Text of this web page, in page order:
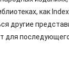
как Index
другие
для